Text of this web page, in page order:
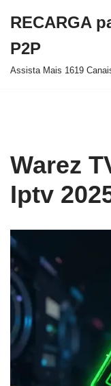
para
o
RECARGA
P2P
Assista Mais 1619
Warez
Iptv